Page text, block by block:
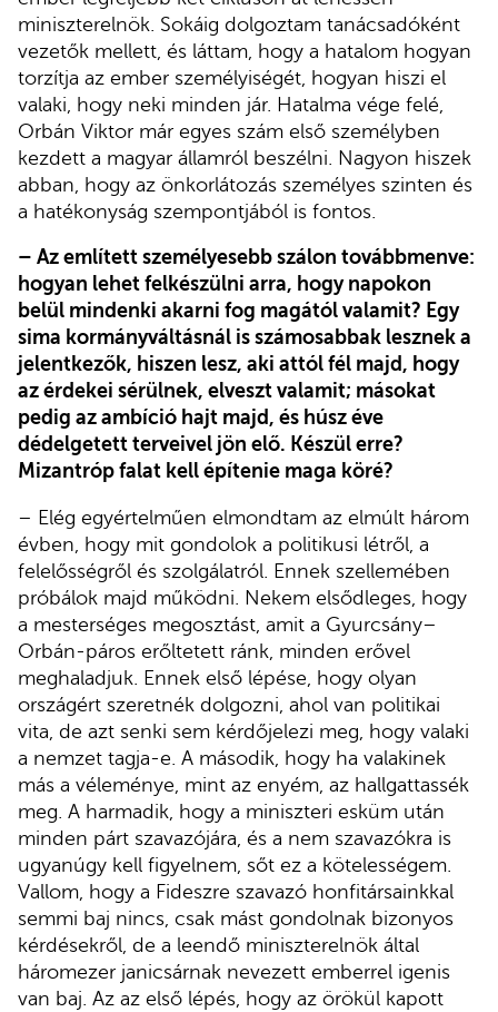
miniszterelnök. Sokáig dolgoztam tanácsadóként
vezetők mellett, és láttam, hogy a hatalom hogyan
torzítja az ember személyiségét, hogyan hiszi el
valaki, hogy neki minden jár. Hatalma vége felé,
Orbán Viktor már egyes szám első személyben
kezdett a magyar államról beszélni. Nagyon hiszek
abban, hogy az önkorlátozás személyes szinten és
a hatékonyság szempontjából is fontos.
– Az említett személyesebb szálon továbbmenve:
hogyan lehet felkészülni arra, hogy napokon
belül mindenki akarni fog magától valamit? Egy
sima kormányváltásnál is számosabbak lesznek a
jelentkezők, hiszen lesz, aki attól fél majd, hogy
az érdekei sérülnek, elveszt valamit; másokat
pedig az ambíció hajt majd, és húsz éve
dédelgetett terveivel jön elő. Készül erre?
Mizantróp falat kell építenie maga köré?
– Elég egyértelműen elmondtam az elmúlt három
évben, hogy mit gondolok a politikusi létről, a
felelősségről és szolgálatról. Ennek szellemében
próbálok majd működni. Nekem elsődleges, hogy
a mesterséges megosztást, amit a Gyurcsány–
Orbán-páros erőltetett ránk, minden erővel
meghaladjuk. Ennek első lépése, hogy olyan
országért szeretnék dolgozni, ahol van politikai
vita, de azt senki sem kérdőjelezi meg, hogy valaki
a nemzet tagja-e. A második, hogy ha valakinek
más a véleménye, mint az enyém, az hallgattassék
meg. A harmadik, hogy a miniszteri esküm után
minden párt szavazójára, és a nem szavazókra is
ugyanúgy kell figyelnem, sőt ez a kötelességem.
Vallom, hogy a Fideszre szavazó honfitársainkkal
semmi baj nincs, csak mást gondolnak bizonyos
kérdésekről, de a leendő miniszterelnök által
háromezer janicsárnak nevezett emberrel igenis
van baj. Az az első lépés, hogy az örökül kapott